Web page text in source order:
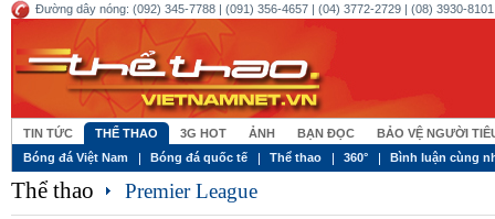
Đường dây nóng: (092) 345-7788 | (091) 356-4657 | (04) 3772-2729 | (08) 3930-
TIN TỨC THỂ THAO 3G HOT ẢNH BẠN ĐỌC
BẢO VỆ NGƯỜI
Bóng đá Việt Nam
Bóng đá quốc tế Thể thao 360° Bình luận cùng
Thể thao Premier League